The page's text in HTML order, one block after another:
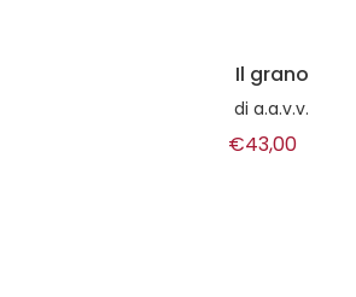
Il grano
di a.a.v.v.
€43,00